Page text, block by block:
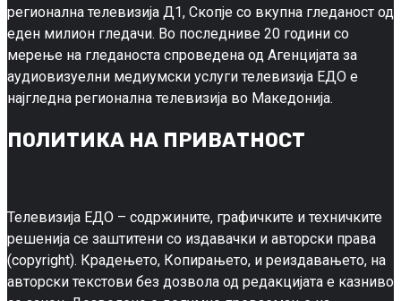
регионална телевизија Д1, Скопје со вкупна гледаност од
еден милион гледачи. Во последниве 20 години со
мерење на гледаноста спроведена од Агенцијата за
аудиовизуелни медиумски услуги телевизија ЕДО е
најгледна регионална телевизија во Македонија.
ПОЛИТИКА НА ПРИВАТНОСТ
Телевизија ЕДО – содржините, графичките и техничките
решенија се заштитени со издавачки и авторски права
(copyright). Крадењето, Копирањето, и реиздавањето, на
авторски текстови без дозвола од редакцијата е казниво